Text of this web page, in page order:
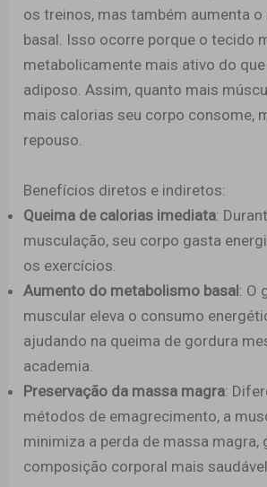
os treinos, mas também aumenta
basal. Isso ocorre porque o tecido
metabolicamente mais ativo do
adiposo. Assim, quanto mais
mais calorias seu corpo consome,
repouso.
Benefícios diretos e indiretos:
Queima de calorias imediata:
musculação, seu corpo gasta
os exercícios.
Aumento do metabolismo basal: O
muscular eleva o consumo
ajudando na queima de gordura
academia.
Preservação da massa magra:
métodos de emagrecimento, a
minimiza a perda de massa magra,
composição corporal mais saudável.